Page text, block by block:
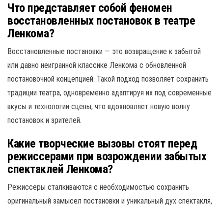
Что представляет собой феномен
восстановленных постановок в театре
Ленкома?
Восстановленные постановки — это возвращение к забытой
или давно неигранной классике Ленкома с обновленной
постановочной концепцией. Такой подход позволяет сохранить
традиции театра, одновременно адаптируя их под современные
вкусы и технологии сцены, что вдохновляет новую волну
постановок и зрителей.
Какие творческие вызовы стоят перед
режиссерами при возрождении забытых
спектаклей Ленкома?
Режиссеры сталкиваются с необходимостью сохранить
оригинальный замысел постановки и уникальный дух спектакля,